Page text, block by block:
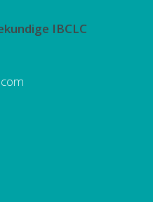
IBCLC